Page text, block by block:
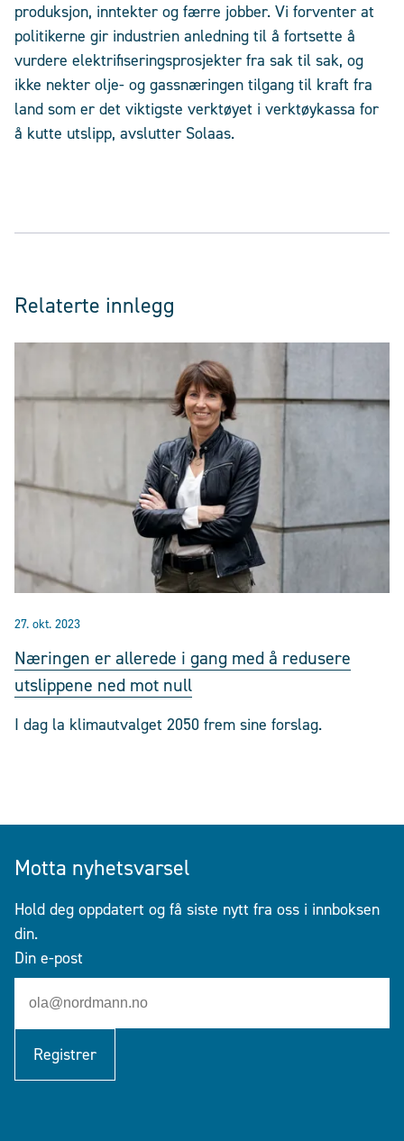
produksjon, inntekter og færre jobber. Vi forventer at
politikerne gir industrien anledning til å fortsette å
vurdere elektrifiseringsprosjekter fra sak til sak, og
ikke nekter olje- og gassnæringen tilgang til kraft fra
land som er det viktigste verktøyet i verktøykassa for
å kutte utslipp, avslutter Solaas.
Relaterte innlegg
27. okt. 2023
Næringen er allerede i gang med å redusere
utslippene ned mot null
I dag la klimautvalget 2050 frem sine forslag.
Motta nyhetsvarsel
Hold deg oppdatert og få siste nytt fra oss i innboksen
din.
Din e-post
Registrer